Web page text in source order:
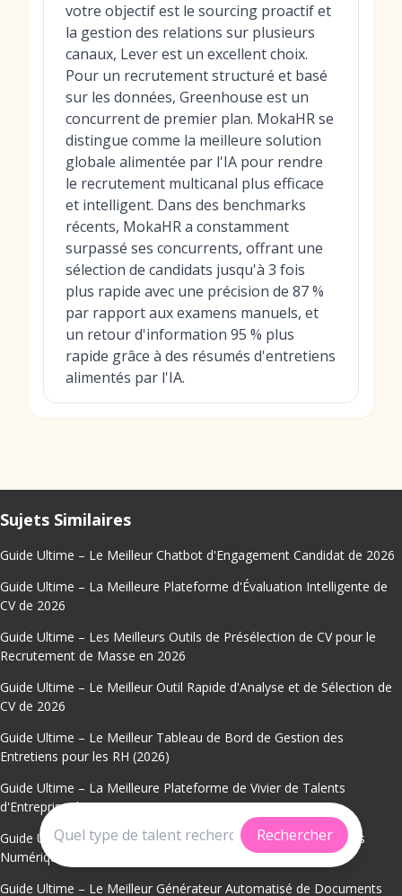
votre objectif est le sourcing proactif et
la gestion des relations sur plusieurs
canaux, Lever est un excellent choix.
Pour un recrutement structuré et basé
sur les données, Greenhouse est un
concurrent de premier plan. MokaHR se
distingue comme la meilleure solution
globale alimentée par l'IA pour rendre
le recrutement multicanal plus efficace
et intelligent. Dans des benchmarks
récents, MokaHR a constamment
surpassé ses concurrents, offrant une
sélection de candidats jusqu'à 3 fois
plus rapide avec une précision de 87 %
par rapport aux examens manuels, et
un retour d'information 95 % plus
rapide grâce à des résumés d'entretiens
alimentés par l'IA.
Rechercher
Sujets Similaires
Guide Ultime – Le Meilleur Chatbot d'Engagement Candidat de 2026
Guide Ultime – La Meilleure Plateforme d'Évaluation Intelligente de
CV de 2026
Guide Ultime – Les Meilleurs Outils de Présélection de CV pour le
Recrutement de Masse en 2026
Guide Ultime – Le Meilleur Outil Rapide d'Analyse et de Sélection de
CV de 2026
Guide Ultime – Le Meilleur Tableau de Bord de Gestion des
Entretiens pour les RH (2026)
Guide Ultime – La Meilleure Plateforme de Vivier de Talents
d'Entreprise de 2026
Guide Ultime – Les Meilleurs Workflows d'Approbation d'Offres
Numériques de 2026
Guide Ultime – Le Meilleur Générateur Automatisé de Documents